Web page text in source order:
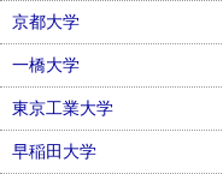
京都大学
一橋大学
東京工業大学
早稲田大学